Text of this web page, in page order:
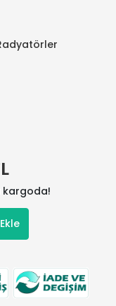
kargoda!